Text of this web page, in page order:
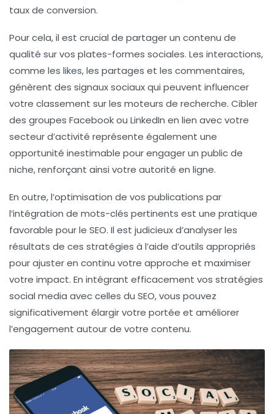
taux de conversion.
Pour cela, il est crucial de partager un contenu de
qualité sur vos plates-formes sociales. Les interactions,
comme les likes, les partages et les commentaires,
génèrent des signaux sociaux qui peuvent influencer
votre classement sur les moteurs de recherche. Cibler
des groupes Facebookou LinkedIn en lien avec votre
secteur d’activité représente également une
opportunité inestimable pour engager un public de
niche, renforçant ainsi votre autorité en ligne.
En outre, l’optimisation de vos publications par
l’intégration de mots-clés pertinents est une pratique
favorable pour le SEO. Il est judicieux d’analyser les
résultats de ces stratégies à l’aide d’outils appropriés
pour ajuster en continu votre approche et maximiser
votre impact. En intégrant efficacement vos stratégies
social media avec celles du SEO, vous pouvez
significativement élargir votre portée et améliorer
l’engagement autour de votre contenu.